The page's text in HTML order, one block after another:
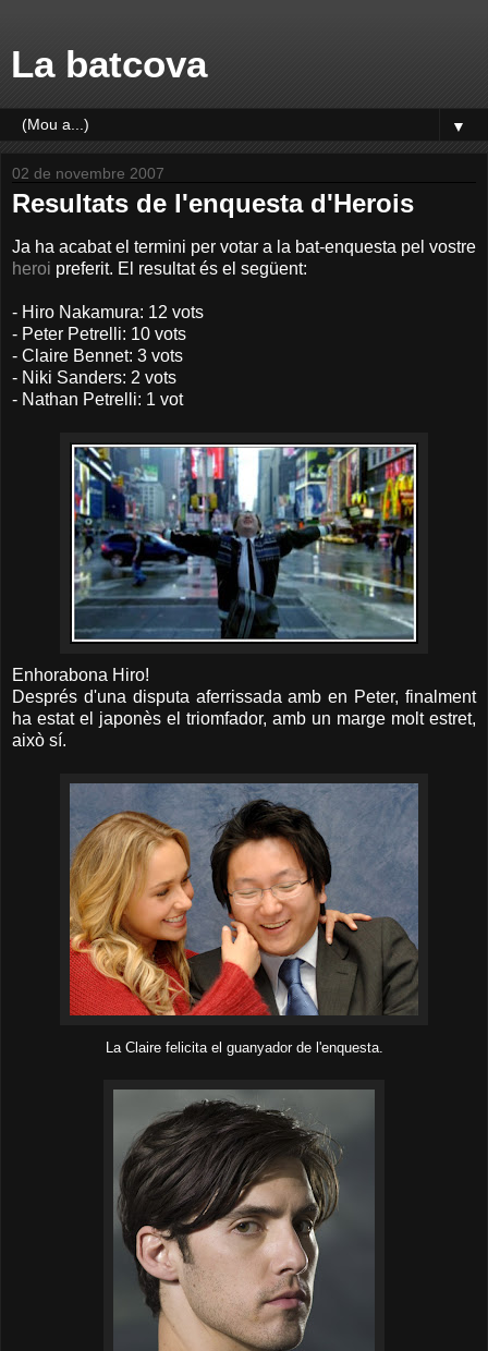
La batcova
▼
02 de novembre 2007
Resultats de l'enquesta d'Herois
Ja ha acabat el termini per votar a la bat-enquesta pel vostre
heroi preferit. El resultat és el següent:
- Hiro Nakamura: 12 vots
- Peter Petrelli: 10 vots
- Claire Bennet: 3 vots
- Niki Sanders: 2 vots
- Nathan Petrelli: 1 vot
Enhorabona Hiro!
Després d'una disputa aferrissada amb en Peter, finalment
ha estat el japonès el triomfador, amb un marge molt estret,
això sí.
La Claire felicita el guanyador de l'enquesta.